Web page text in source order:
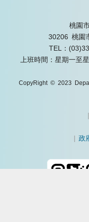
桃園
30206 桃園
TEL：
上班時間：星期一至
CopyRight © 2023
|政